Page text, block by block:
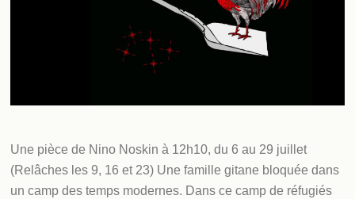
Une pièce de Nino Noskin à 12h10, du 6 au 29 juillet
(Relâches les 9, 16 et 23) Une famille gitane bloquée dans
un camp des temps modernes. Dans ce camp de réfugiés